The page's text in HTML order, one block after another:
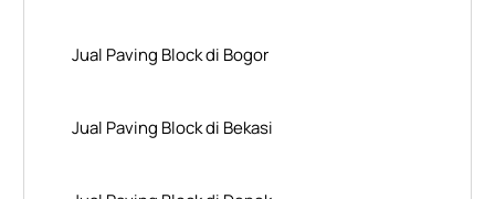
Jual Paving Block di Bogor
Jual Paving Block di Bekasi